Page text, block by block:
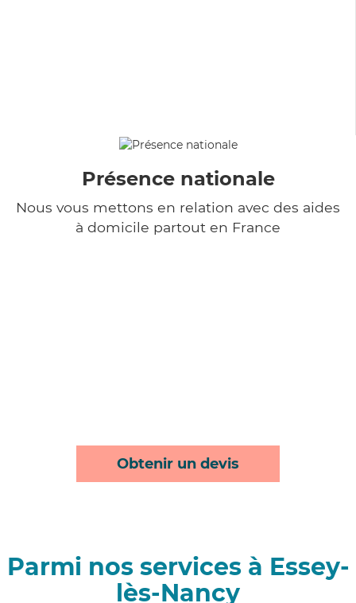
Présence nationale
Nous vous mettons en relation avec des aides
à domicile partout en France
Obtenir un devis
Parmi nos services à Essey-
lès-Nancy